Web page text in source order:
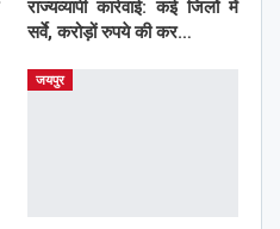
राज्यव्यापी कार्रवाई: कई जिलों में
सर्वे, करोड़ों रुपये की कर…
जयपुर